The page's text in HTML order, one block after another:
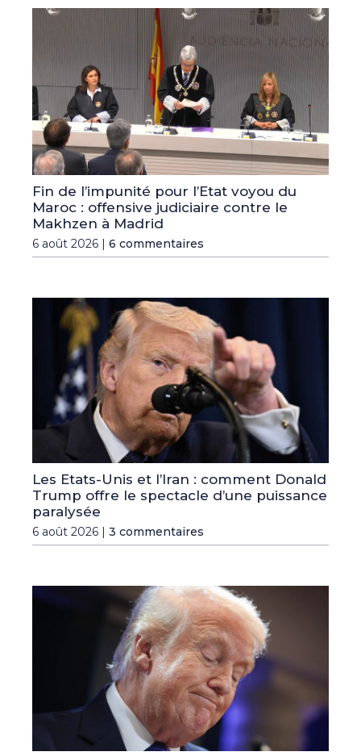
Fin de l’impunité pour l’Etat voyou du
Maroc : offensive judiciaire contre le
Makhzen à Madrid
6 août 2026 | 6 commentaires
Les Etats-Unis et l’Iran : comment Donald
Trump offre le spectacle d’une puissance
paralysée
6 août 2026 | 3 commentaires